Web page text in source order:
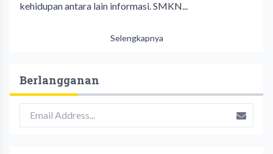
kehidupan antara lain informasi. SMKN...
Selengkapnya
Berlangganan